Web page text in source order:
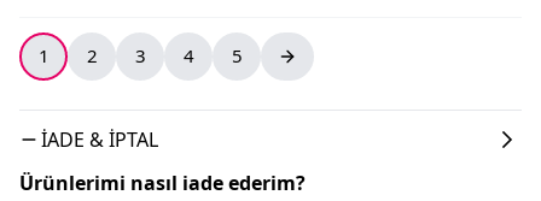
1 2 3 4 5
İADE & İPTAL
Ürünlerimi nasıl iade ederim?